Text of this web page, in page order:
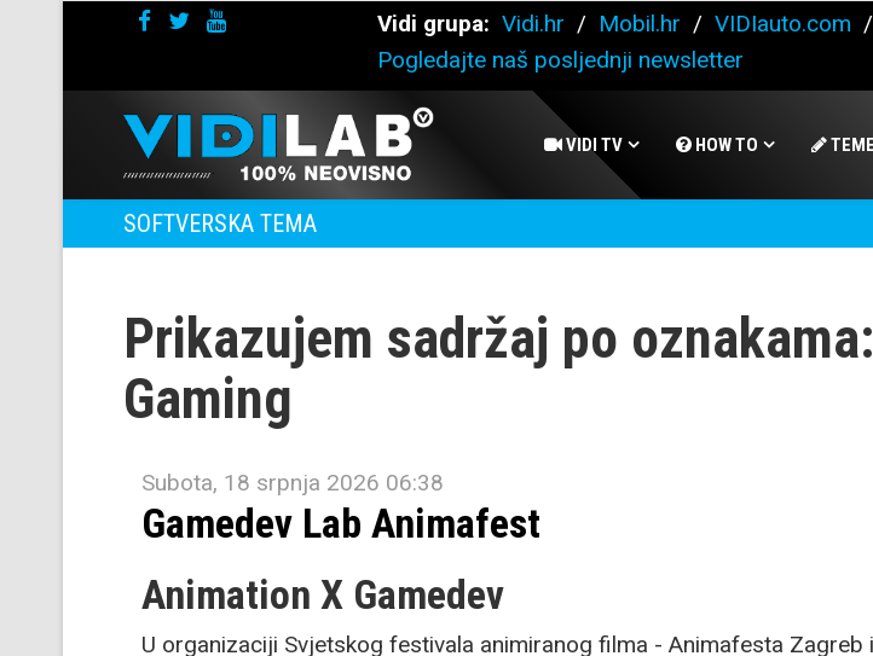
Vidi grupa: Vidi.hr / Mobil.hr / VIDIauto.com /
Pogledajte naš posljednji newsletter
VIDI TV HOW TO TEME
SOFTVERSKA TEMA
Prikazujem sadržaj po oznakama:
Gaming
Subota, 18 srpnja 2026 06:38
Gamedev Lab Animafest
Animation X Gamedev
U organizaciji Svjetskog festivala animiranog filma - Animafesta Zagreb